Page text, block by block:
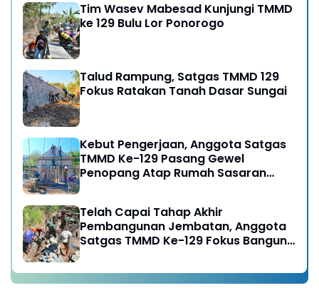
Tim Wasev Mabesad Kunjungi TMMD
ke 129 Bulu Lor Ponorogo
Talud Rampung, Satgas TMMD 129
Fokus Ratakan Tanah Dasar Sungai
Kebut Pengerjaan, Anggota Satgas
TMMD Ke-129 Pasang Gewel
Penopang Atap Rumah Sasaran
Telah Capai Tahap Akhir
Pembangunan Jembatan, Anggota
Satgas TMMD Ke-129 Fokus Bangun